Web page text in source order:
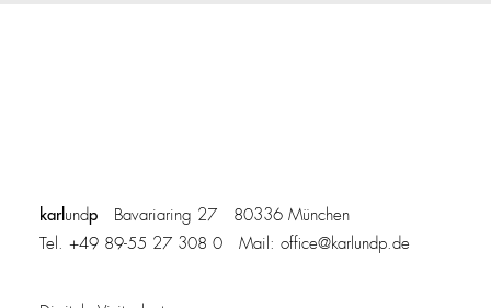
karl undp Bavariaring 27 80336 München
Tel. +49 89-55 27 308 0 Mail: office@karlundp.de